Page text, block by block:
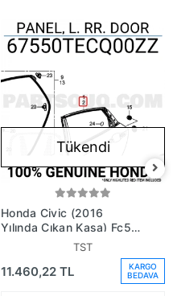
Tükendi
Honda Civic (2016
Yılında Çıkan Kasa) Fc5
Arka Kapı Sol (Oem No:
TST
11.460,22 TL
KARGO
BEDAVA